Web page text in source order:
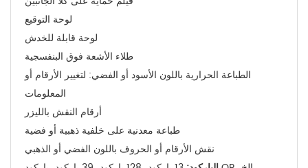
لوحة التوقيع
لوحة قابلة للخدش
طلاء الأشعة فوق البنفسجية
الطباعة الحرارية باللون الأسود أو الفضي: لتغيير الأرقام أو
المعلومات
أرقام النقش بالليزر
طباعة معدنية على خلفية ذهبية أو فضية
نقش الأرقام أو الحروف باللون الفضي أو الذهبي